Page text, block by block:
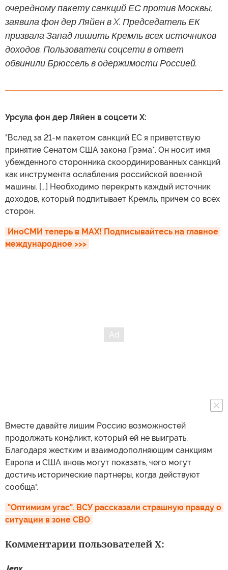
очередному пакету санкций ЕС против Москвы,
заявила фон дер Ляйен в X. Председатель ЕК
призвала Запад лишить Кремль всех источников
доходов. Пользователи соцсети в ответ
обвинили Брюссель в одержимости Россией.
Урсула фон дер Ляйен в соцсети X:
"Вслед за 21-м пакетом санкций ЕС я приветствую
принятие Сенатом США закона Грэма*. Он носит имя
убежденного сторонника скоординированных санкций
как инструмента ослабления российской военной
машины. [...] Необходимо перекрыть каждый источник
доходов, который подпитывает Кремль, причем со всех
сторон.
ИноСМИ теперь в MAX! Подписывайтесь на главное
международное >>>
Вместе давайте лишим Россию возможностей
продолжать конфликт, который ей не выиграть.
Благодаря жестким и взаимодополняющим санкциям
Европа и США вновь могут показать, чего могут
достичь исторические партнеры, когда действуют
сообща".
"Оптимизм угас". ВСУ рассказали страшную правду о
ситуации в зоне СВО
Комментарии пользователей X: